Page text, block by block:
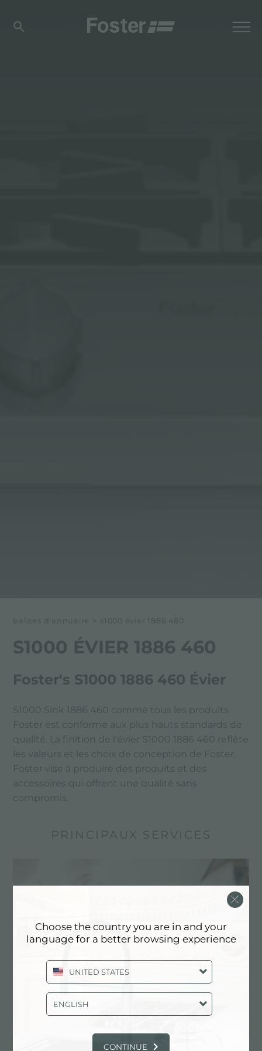
balises d'annuaire > s1000 évier 1886 460
S1000 ÉVIER 1886 460
Foster's S1000 1886 460 Évier
S1000 Sink 1886 460 comme tous les produits
Foster est conforme aux plus hauts standards de
qualité. La finition de l'évier S1000 1886 460 reflète
les valeurs et les choix de conception de Foster.
Foster vise à produire des produits et des
accessoires qui offrent une qualité sans
compromis.
PRINCIPAUX SERVICES
Dessin personnalisé
distinctifs de la production de Foster
Choose the country you are in and your
language for a better browsing experience
UNITED STATES
ENGLISH
CONTINUE